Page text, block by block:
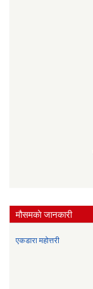
मौसमकाे जानकारी
एकडारा महोत्तरी